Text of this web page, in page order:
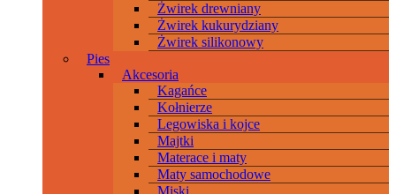
Żwirek drewniany
Żwirek kukurydziany
Żwirek silikonowy
Pies
Akcesoria
Kagańce
Kołnierze
Legowiska i kojce
Majtki
Materace i maty
Maty samochodowe
Miski